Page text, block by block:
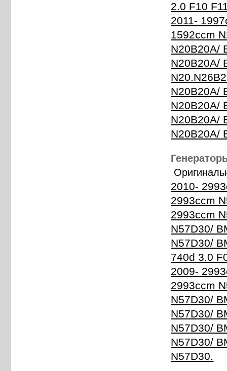
2.0 F10
2011-
1592ccm
N20B20A/
N20B20A/
N20B20A/
N20B20A/
N20B20A/
N20B20A/
2010-
2993ccm
2993ccm
N57D30/
N57D30/
740d 3.0
2009-
2993ccm
N57D30/
N57D30/
N57D30/
N57D30/
N57D30.